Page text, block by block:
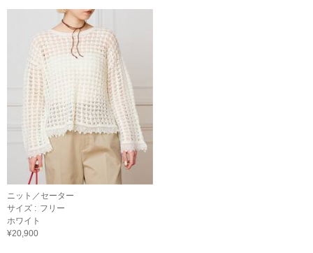
ニット／セーター
サイズ : フリー
ホワイト
¥20,900